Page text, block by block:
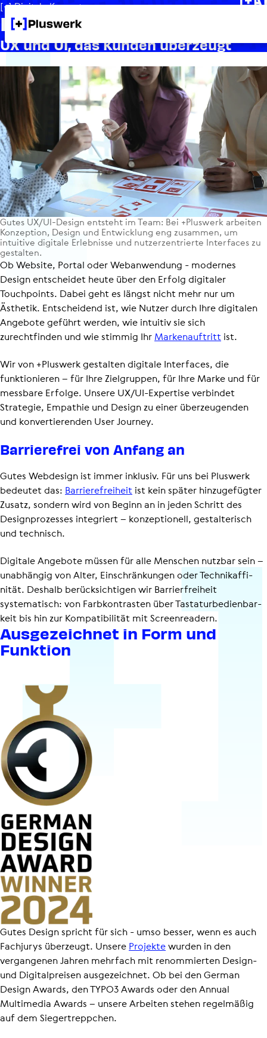
[+] Digitale Kompetenz
Design für Ihr Business
UX und UI, das Kunden überzeugt
Ob Website, Portal oder Webanwendung - modernes
Design entscheidet heute über den Erfolg digitaler
Touchpoints. Dabei geht es längst nicht mehr nur um
Ästhetik. Entscheidend ist, wie Nutzer durch Ihre digitalen
Angebote geführt werden, wie intuitiv sie sich
zurechtfinden und wie stimmig Ihr Markenauftritt ist.
Wir von +Pluswerk gestalten digitale Interfaces, die
funktionieren – für Ihre Zielgruppen, für Ihre Marke und für
messbare Erfolge. Unsere UX/UI-Expertise verbindet
Strategie, Empathie und Design zu einer überzeugenden
und konver­tie­renden User Journey.
Barrie­re­frei von Anfang an
Gutes Webdesign ist immer inklusiv. Für uns bei Pluswerk
bedeutet das: Barrie­re­frei­heit ist kein später hinzugefügter
Zusatz, sondern wird von Beginn an in jeden Schritt des
Design­pro­zesses integriert – konzeptionell, gestalterisch
und technisch.
Digitale Angebote müssen für alle Menschen nutzbar sein –
unabhängig von Alter, Einschrän­kungen oder Tech­ni­k­af­fi­
nität. Deshalb berück­sich­tigen wir Barrier­frei­heit
systematisch: von Farbkontrasten über Tasta­tur­be­dien­bar­
keit bis hin zur Kompatibilität mit Screenreadern.
Gutes UX/UI-Design entsteht im Team: Bei +Pluswerk arbeiten
Kon­zep­tion, Design und Ent­wick­lung eng zusammen, um
intuitive digitale Erleb­nisse und nut­zer­zen­trierte Inter­faces zu
gestalten.
Ausge­zeichnet in Form und
Funktion
Gutes Design spricht für sich - umso besser, wenn es auch
Fachjurys überzeugt. Unsere Projektewurden in den
vergangenen Jahren mehrfach mit renommierten Design-
und Digitalpreisen ausgezeichnet. Ob bei den German
Design Awards, den TYPO3 Awards oder den Annual
Multimedia Awards – unsere Arbeiten stehen regelmäßig
auf dem Sieger­trepp­chen.